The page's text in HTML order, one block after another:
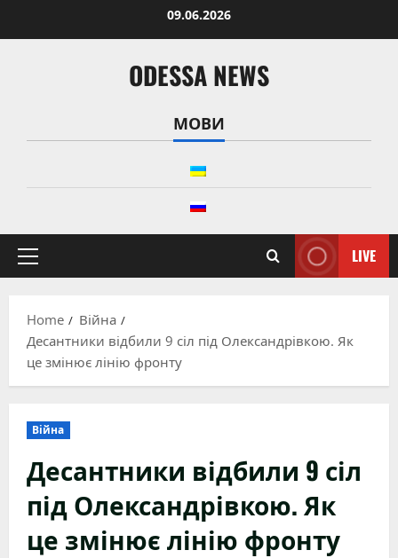
09.06.2026
ODESSA NEWS
МОВИ
Primary
LIVE
Home
Війна
Десантники відбили 9 сіл під Олександрівкою. Як
це змінює лінію фронту
Війна
Десантники відбили 9 сіл
під Олександрівкою. Як
це змінює лінію фронту